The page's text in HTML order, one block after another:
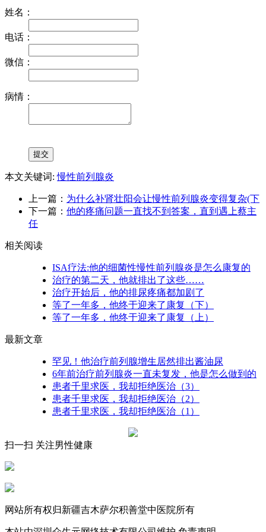
姓名：
电话：
微信：
病情：
本文关键词:慢性前列腺炎
上一篇： 为什么补肾壮阳会让慢性前列腺炎变得复杂(下
下一篇： 他的疼痛问题一直找不到答案，直到遇上蔡主
任
相关阅读
ISA疗法:他的细菌性慢性前列腺炎是怎么康复的
治疗的第二天，他就排出了这些……
治疗开始后，他的排尿疼痛都加剧了
等了一年多，他终于迎来了康复（下）
等了一年多，他终于迎来了康复（上）
最新文章
罕见！他治疗前列腺增生居然排出酱油尿
6年前治疗前列腺炎一直未复发，他是怎么做到的
患者千里求医，我却拒绝医治（3）
患者千里求医，我却拒绝医治（2）
患者千里求医，我却拒绝医治（1）
扫一扫 关注男性健康
网站所有权归新疆吉木萨尔积善堂中医院所有